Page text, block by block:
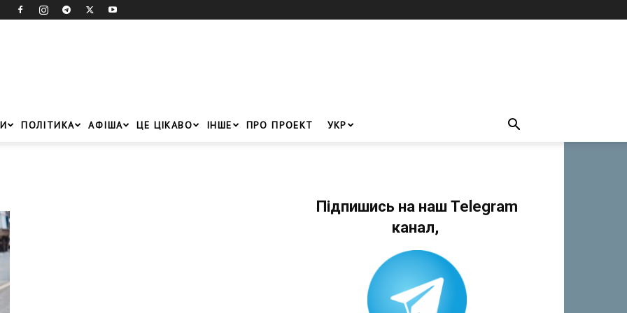
ПОЛІТИКА АФІША ЦЕ ЦІКАВО ІНШЕ ПРО ПРОЕКТ УКР
Підпишись на наш Telegram
канал,